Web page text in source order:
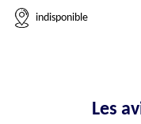
indisponible
Les